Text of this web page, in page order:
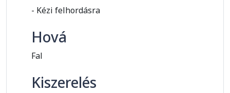
- Kézi felhordásra
Hová
Fal
Kiszerelés